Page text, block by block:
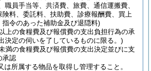
職員手当等、共済費、旅費、通信運搬費、
険料、委託料、扶助費、診療報酬費、買上
指令のあった補助金及び退隠料)
上の食糧費及び報償費の支出負担行為の承
決定の伺いを了しているものに限る。)
満の食糧費及び報償費の支出決定並びに支
承認
は所属する物品を取得し管理すること。